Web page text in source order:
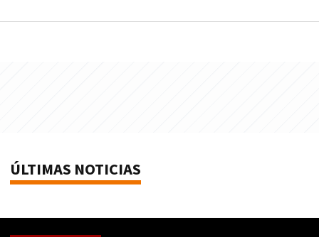
ÚLTIMAS NOTICIAS